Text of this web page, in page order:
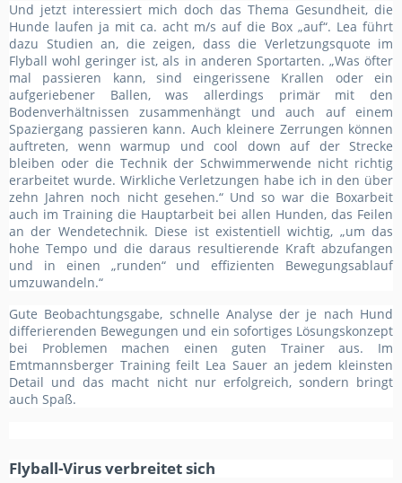
Und jetzt interessiert mich doch das Thema Gesundheit, die
Hunde laufen ja mit ca. acht m/s auf die Box „auf“. Lea führt
dazu Studien an, die zeigen, dass die Verletzungsquote im
Flyball wohl geringer ist, als in anderen Sportarten. „Was öfter
mal passieren kann, sind eingerissene Krallen oder ein
aufgeriebener Ballen, was allerdings primär mit den
Bodenverhältnissen zusammenhängt und auch auf einem
Spaziergang passieren kann. Auch kleinere Zerrungen können
auftreten, wenn warmup und cool down auf der Strecke
bleiben oder die Technik der Schwimmerwende nicht richtig
erarbeitet wurde. Wirkliche Verletzungen habe ich in den über
zehn Jahren noch nicht gesehen.“ Und so war die Boxarbeit
auch im Training die Hauptarbeit bei allen Hunden, das Feilen
an der Wendetechnik. Diese ist existentiell wichtig, „um das
hohe Tempo und die daraus resultierende Kraft abzufangen
und in einen „runden“ und effizienten Bewegungsablauf
umzuwandeln.“
Gute Beobachtungsgabe, schnelle Analyse der je nach Hund
differierenden Bewegungen und ein sofortiges Lösungskonzept
bei Problemen machen einen guten Trainer aus. Im
Emtmannsberger Training feilt Lea Sauer an jedem kleinsten
Detail und das macht nicht nur erfolgreich, sondern bringt
auch Spaß.
Flyball-Virus verbreitet sich